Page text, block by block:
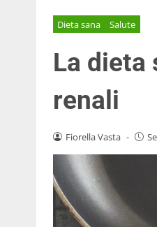
Dieta sana Salute
La dieta
renali
Fiorella Vasta -